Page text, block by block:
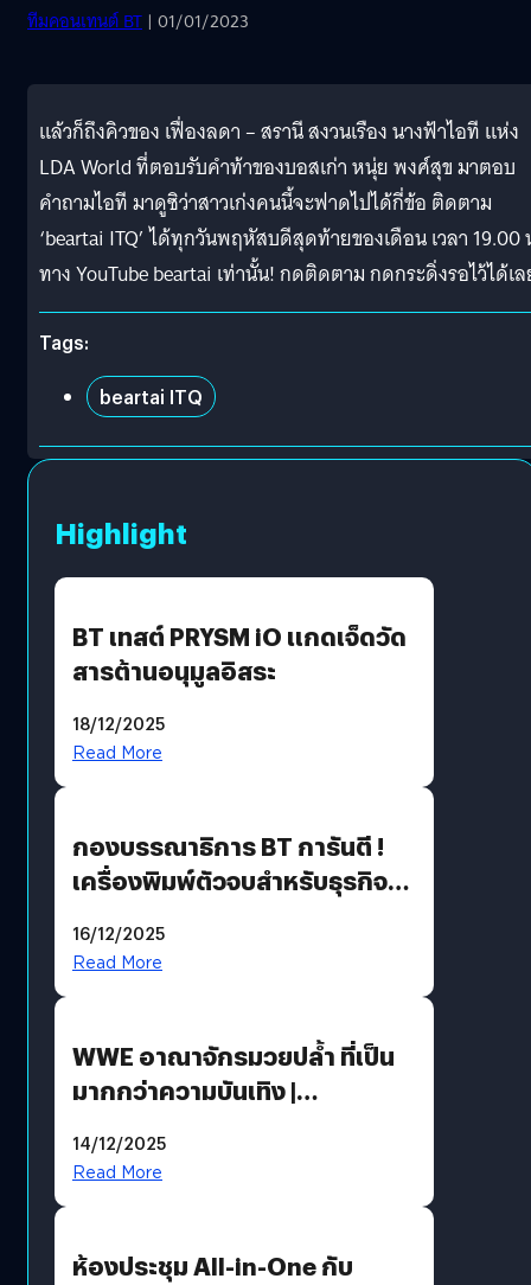
ทีมคอนเทนต์ BT | 01/01/2023
แล้วก็ถึงคิวของ เฟื่องลดา – สรานี สงวนเรือง นางฟ้าไอที แห่ง
LDA World ที่ตอบรับคำท้าของบอสเก่า หนุ่ย พงศ์สุข มาตอบ
คำถามไอที มาดูซิว่าสาวเก่งคนนี้จะฟาดไปได้กี่ข้อ ติดตาม
‘beartai ITQ’ ได้ทุกวันพฤหัสบดีสุดท้ายของเดือน เวลา 19.00
ทาง YouTube beartai เท่านั้น! กดติดตาม กดกระดิ่งรอไว้ได้เ
Tags:
beartai ITQ
Highlight
BT เทสต์ PRYSM iO แกดเจ็ดวัด
สารต้านอนุมูลอิสระ
18/12/2025
Read More
กองบรรณาธิการ BT การันตี !
เครื่องพิมพ์ตัวจบสำหรับธุรกิจ
16/12/2025
Read More
WWE อาณาจักรมวยปล้ำ ที่เป็น
มากกว่าความบันเทิง |
14/12/2025
Read More
ห้องประชุม All-in-One กับ